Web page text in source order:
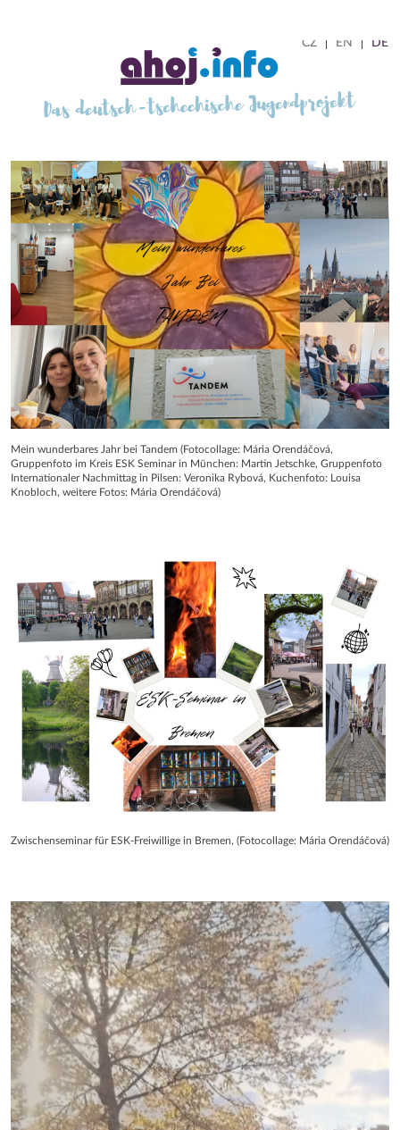
CZ EN DE
Mein wunderbares Jahr bei Tandem (Fotocollage: Mária Orendáčová,
Gruppenfoto im Kreis ESK Seminar in München: Martin Jetschke, Gruppenfoto
Internationaler Nachmittag in Pilsen: Veronika Rybová, Kuchenfoto: Louisa
Knobloch, weitere Fotos: Mária Orendáčová)
Zwischenseminar für ESK-Freiwillige in Bremen, (Fotocollage: Mária Orendáčová)